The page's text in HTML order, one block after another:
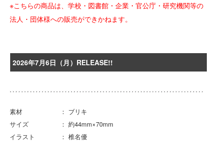
※こちらの商品は、学校・図書館・企業・官公庁・研究機関等の
法人・団体様への販売ができかねます。
2026年7月6日（月）RELEASE!!
素材 ： ブリキ
サイズ ： 約44mm×70mm
イラスト ： 椎名優